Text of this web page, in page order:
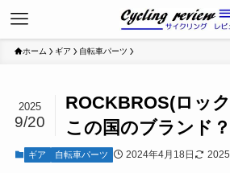
ホーム ギア 自転車パーツ
ROCKBROS(ロッ
この国のブランド
2025
9/20
ギア 自転車パーツ 2024年4月18日